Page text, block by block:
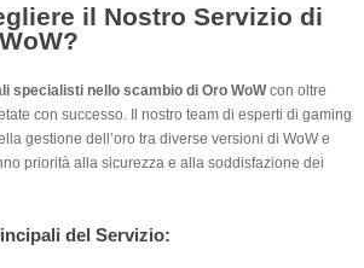
il Nostro Servizio di
specialisti nello scambio di Oro WoWcon oltre
con successo. Il nostro team di esperti di gaming
gestione dell’oro tra diverse versioni di WoW e
priorità alla sicurezza e alla soddisfazione dei
del Servizio: